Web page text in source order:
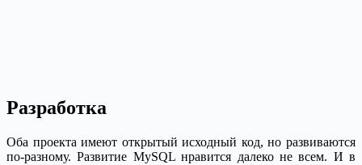
Разработка
Оба проекта имеют открытый исходный код, но развиваются
по-разному. Развитие MySQL нравится далеко не всем. И в